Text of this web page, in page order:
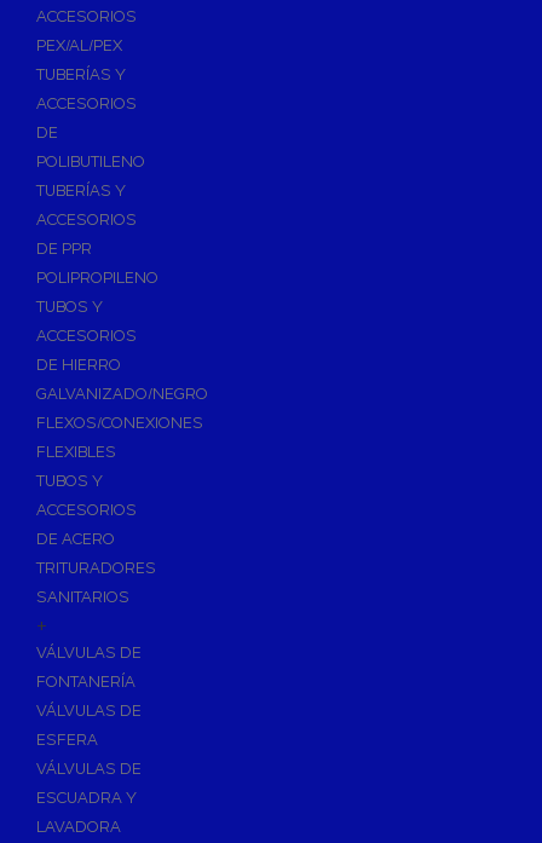
ACCESORIOS
PEX/AL/PEX
TUBERÍAS Y
ACCESORIOS
DE
POLIBUTILENO
TUBERÍAS Y
ACCESORIOS
DE PPR
POLIPROPILENO
TUBOS Y
ACCESORIOS
DE HIERRO
GALVANIZADO/NEGRO
FLEXOS/CONEXIONES
FLEXIBLES
TUBOS Y
ACCESORIOS
DE ACERO
TRITURADORES
SANITARIOS
+
VÁLVULAS DE
FONTANERÍA
VÁLVULAS DE
ESFERA
VÁLVULAS DE
ESCUADRA Y
LAVADORA